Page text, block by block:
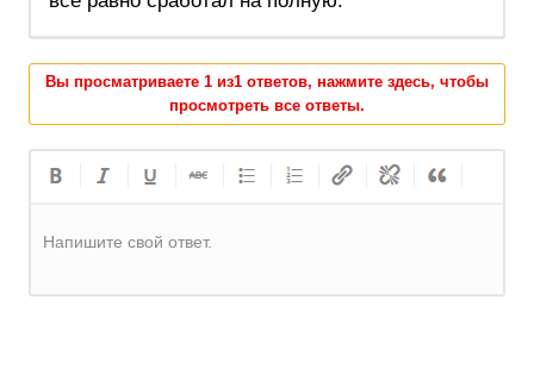
Вы просматриваете 1 из1 ответов, нажмите здесь, чтобы
просмотреть все ответы.
Напишите свой ответ.